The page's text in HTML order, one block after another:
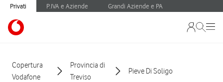
Privati P.IVA e Aziende Grandi Aziende e PA
Copertura
Vodafone
Provincia di
Treviso
Pieve Di Soligo